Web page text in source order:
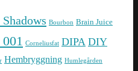
Bourbon Brain Juice
Corneliusfat DIPA DIY
Hembryggning Humlegården